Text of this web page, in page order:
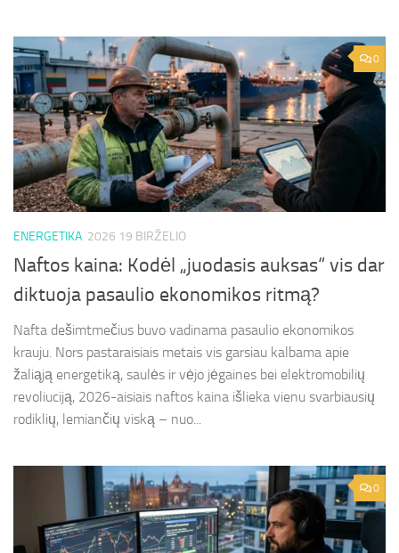
0
ENERGETIKA 2026 19 BIRŽELIO
Naftos kaina: Kodėl „juodasis auksas“ vis dar
diktuoja pasaulio ekonomikos ritmą?
Nafta dešimtmečius buvo vadinama pasaulio ekonomikos
krauju. Nors pastaraisiais metais vis garsiau kalbama apie
žaliąją energetiką, saulės ir vėjo jėgaines bei elektromobilių
revoliuciją, 2026-aisiais naftos kaina išlieka vienu svarbiausių
rodiklių, lemiančių viską – nuo...
0